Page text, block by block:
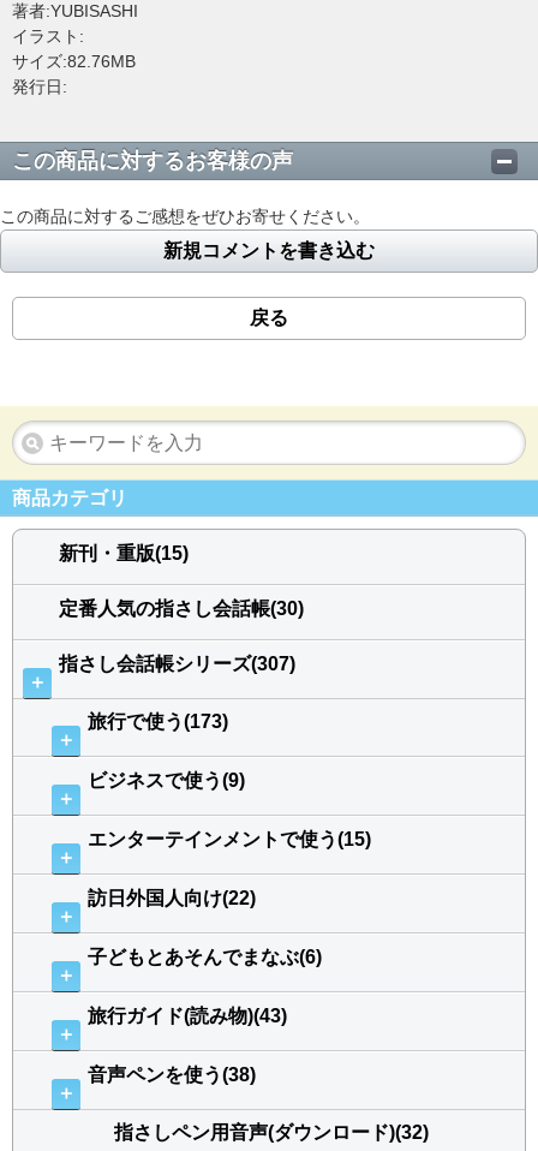
著者:YUBISASHI
イラスト:
サイズ:82.76MB
発行日:
この商品に対するお客様の声
この商品に対するご感想をぜひお寄せください。
新規コメントを書き込む
戻る
商品カテゴリ
新刊・重版(15)
定番人気の指さし会話帳(30)
＋
指さし会話帳シリーズ(307)
＋
旅行で使う(173)
＋
ビジネスで使う(9)
＋
エンターテインメントで使う(15)
＋
訪日外国人向け(22)
＋
子どもとあそんでまなぶ(6)
＋
旅行ガイド(読み物)(43)
＋
音声ペンを使う(38)
指さしペン用音声(ダウンロード)(32)